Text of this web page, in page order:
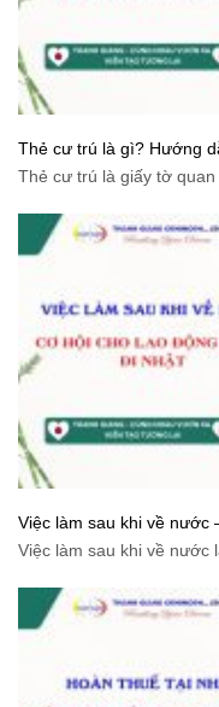
Thẻ cư trú là gì? Hướng
Thẻ cư trú là giấy tờ
Việc làm sau khi về nước
Việc làm sau khi về nước